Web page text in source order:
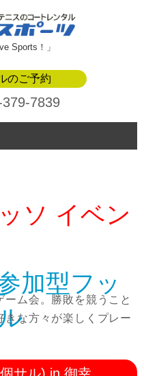
Sports！」
のご予約
7839
ソ イベン
加型フッ
ム会。勝敗を競うこと
きな方々が楽しくプレー